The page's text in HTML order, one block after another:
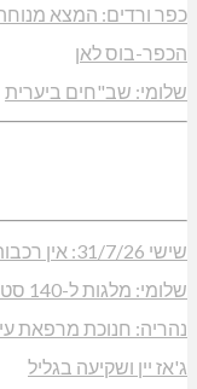
כפר ורדים: המצא
הכפר-בוס לאן
שלומי: שב"חים ביערית
שישי 31/7/26: אין רכבות לנהריה
שלומי: מלגות ל-140 סטודנטים
נהריה: חנוכת מרפאת
ג'אז יין ושקיעה בגליל